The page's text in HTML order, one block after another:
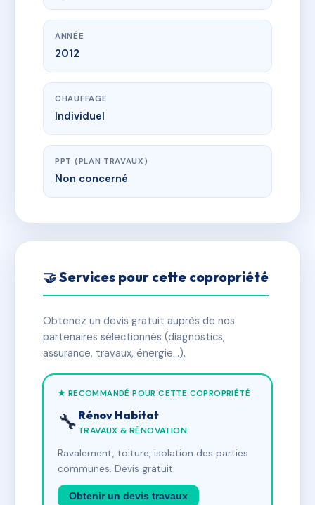
ANNÉE
2012
CHAUFFAGE
Individuel
PPT (PLAN TRAVAUX)
Non concerné
🤝 Services pour cette copropriété
Obtenez un devis gratuit auprès de nos
partenaires sélectionnés (diagnostics,
assurance, travaux, énergie…).
★ RECOMMANDÉ POUR CETTE COPROPRIÉTÉ
🔧 Rénov Habitat
TRAVAUX & RÉNOVATION
Ravalement, toiture, isolation des parties
communes. Devis gratuit.
Obtenir un devis travaux